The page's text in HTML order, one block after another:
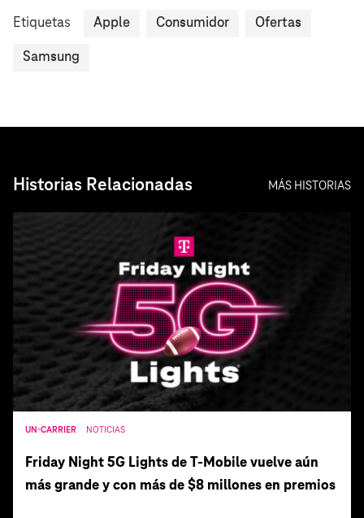
Etiquetas
Apple Consumidor Ofertas
Samsung
Historias Relacionadas MÁS HISTORIAS
UN-CARRIER NOTICIAS
Friday Night 5G Lights de T‑Mobile vuelve aún
más grande y con más de $8 millones en premios